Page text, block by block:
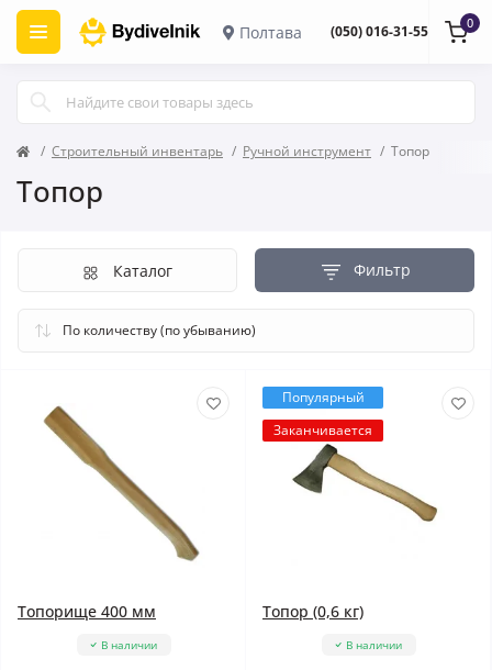
Полтава (050) 016-31-55 0
Строительный инвентарь Ручной инструмент Топор
Топор
Фильтр
Каталог
Топорище 400 мм
В наличии
Популярный
Заканчивается
Топор (0,6 кг)
В наличии